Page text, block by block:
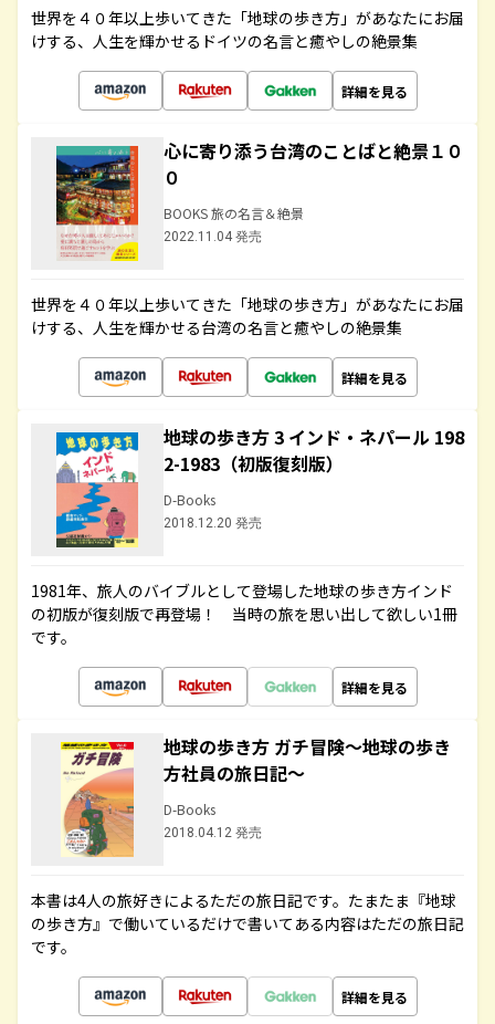
世界を４０年以上歩いてきた「地球の歩き方」があなたにお届
けする、人生を輝かせるドイツの名言と癒やしの絶景集
詳細を見る
心に寄り添う台湾のことばと絶景１０
０
BOOKS 旅の名言＆絶景
2022.11.04 発売
世界を４０年以上歩いてきた「地球の歩き方」があなたにお届
けする、人生を輝かせる台湾の名言と癒やしの絶景集
詳細を見る
地球の歩き方 3 インド・ネパール 198
2-1983（初版復刻版）
D-Books
2018.12.20 発売
1981年、旅人のバイブルとして登場した地球の歩き方インド
の初版が復刻版で再登場！ 当時の旅を思い出して欲しい1冊
です。
詳細を見る
地球の歩き方 ガチ冒険～地球の歩き
方社員の旅日記～
D-Books
2018.04.12 発売
本書は4人の旅好きによるただの旅日記です。たまたま『地球
の歩き方』で働いているだけで書いてある内容はただの旅日記
です。
詳細を見る